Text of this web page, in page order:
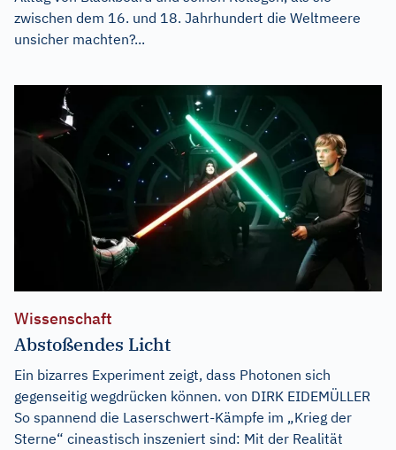
zwischen dem 16. und 18. Jahrhundert die Weltmeere
unsicher machten?...
Wissenschaft
Abstoßendes Licht
Ein bizarres Experiment zeigt, dass Photonen sich
gegenseitig wegdrücken können. von DIRK EIDEMÜLLER
So spannend die Laserschwert-Kämpfe im „Krieg der
Sterne“ cineastisch inszeniert sind: Mit der Realität